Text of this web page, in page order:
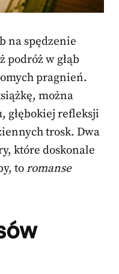
na spędzenie
podróż w głąb
pragnień.
można
głębokiej refleksji
trosk. Dwa
które doskonale
to romanse